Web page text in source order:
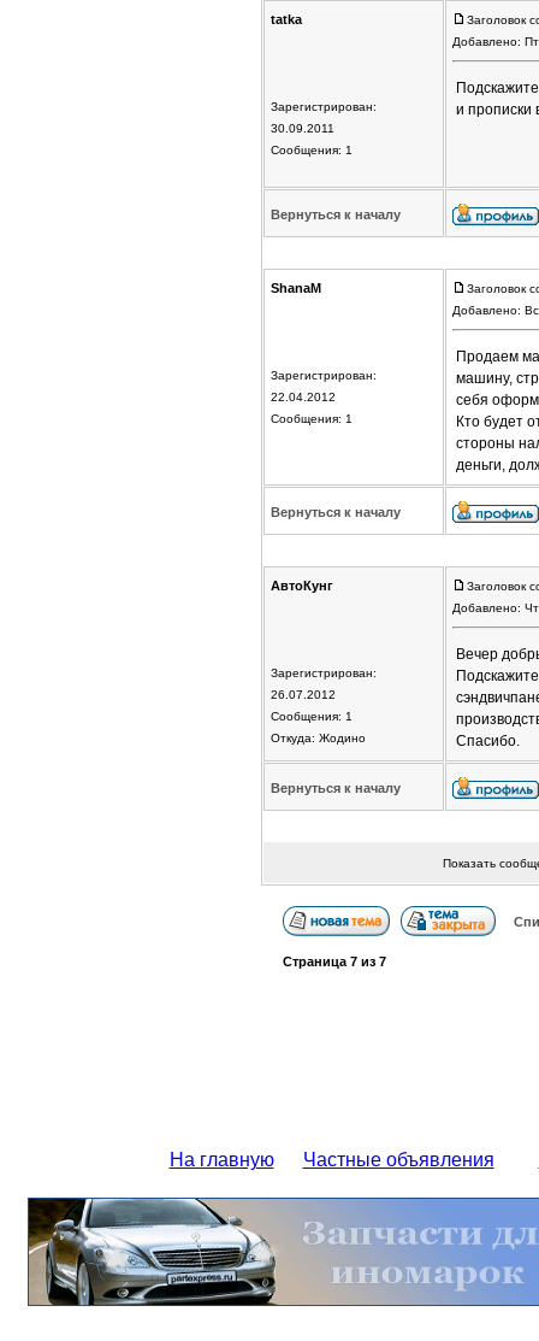
tatka
Зарегистрирован:
30.09.2011
Сообщения: 1
Заголовок
Добавлено:
и прописки
Вернуться к началу
ShanaM
Зарегистрирован:
22.04.2012
Сообщения: 1
Заголовок
Добавлено:
Продаем
машину,
себя
Кто будет
стороны
деньги,
Вернуться к началу
АвтоКунг
Зарегистрирован:
26.07.2012
Сообщения: 1
Откуда: Жодино
Заголовок
Добавлено:
Вечер
Спасибо.
Вернуться к началу
Показать
Страница 7из 7
На главную Частные объявления